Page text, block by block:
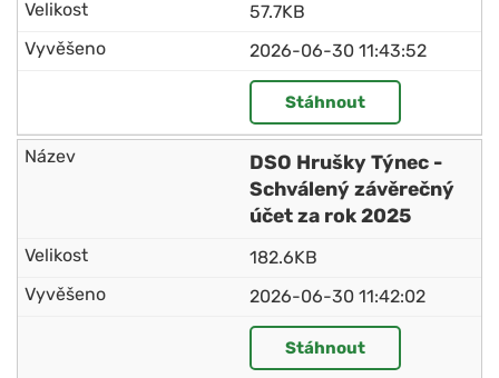
57.7KB
2026-06-30 11:43:52
Stáhnout
DSO Hrušky Týnec -
Schválený závěrečný
účet za rok 2025
182.6KB
2026-06-30 11:42:02
Stáhnout